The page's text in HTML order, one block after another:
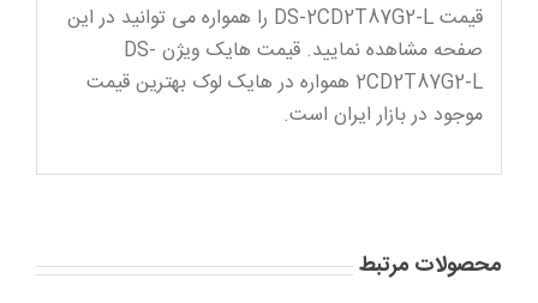
قیمت DS-2CD2T87G2-L را همواره می توانید در این
صفحه مشاهده نمایید. قیمت هایک ویژن DS-
2CD2T87G2-L همواره در هایک لوک بهترین قیمت
موجود در بازار ایران است.
محصولات مرتبط